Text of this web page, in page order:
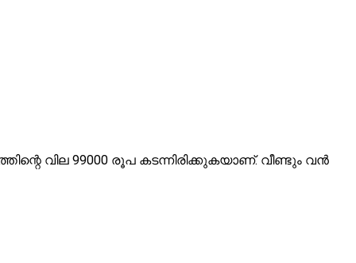
വില 99000 രൂപ കടന്നിരിക്കുകയാണ്. വീണ്ടും വന്‍